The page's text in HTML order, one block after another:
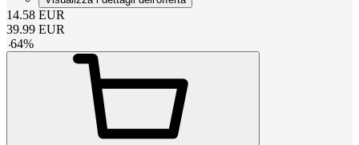
14.58 EUR
39.99 EUR
-64%